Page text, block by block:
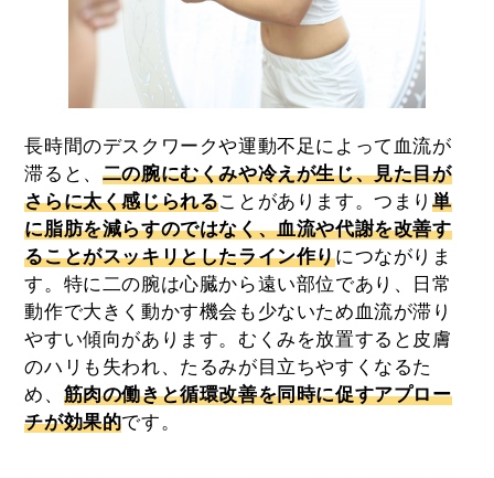
長時間のデスクワークや運動不足によって血流が
滞ると、 二の腕にむくみや冷えが生じ、見た目が
さらに太く感じられることがあります。つまり 単
に脂肪を減らすのではなく、血流や代謝を改善す
ることがスッキリとしたライン作りにつながりま
す。特に二の腕は心臓から遠い部位であり、日常
動作で大きく動かす機会も少ないため血流が滞り
やすい傾向があります。むくみを放置すると皮膚
のハリも失われ、たるみが目立ちやすくなるた
め、 筋肉の働きと循環改善を同時に促すアプロー
チが効果的です。